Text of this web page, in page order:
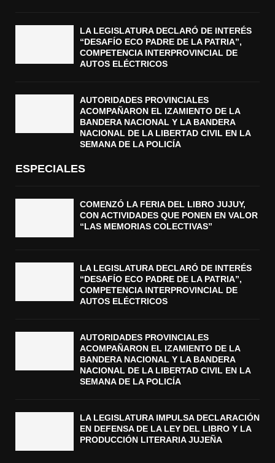
LA LEGISLATURA DECLARÓ DE INTERÉS
“DESAFÍO ECO PADRE DE LA PATRIA”,
COMPETENCIA INTERPROVINCIAL DE
AUTOS ELÉCTRICOS
AUTORIDADES PROVINCIALES
ACOMPAÑARON EL IZAMIENTO DE LA
BANDERA NACIONAL Y LA BANDERA
NACIONAL DE LA LIBERTAD CIVIL EN LA
SEMANA DE LA POLICÍA
ESPECIALES
COMENZÓ LA FERIA DEL LIBRO JUJUY,
CON ACTIVIDADES QUE PONEN EN VALOR
“LAS MEMORIAS COLECTIVAS”
LA LEGISLATURA DECLARÓ DE INTERÉS
“DESAFÍO ECO PADRE DE LA PATRIA”,
COMPETENCIA INTERPROVINCIAL DE
AUTOS ELÉCTRICOS
AUTORIDADES PROVINCIALES
ACOMPAÑARON EL IZAMIENTO DE LA
BANDERA NACIONAL Y LA BANDERA
NACIONAL DE LA LIBERTAD CIVIL EN LA
SEMANA DE LA POLICÍA
LA LEGISLATURA IMPULSA DECLARACIÓN
EN DEFENSA DE LA LEY DEL LIBRO Y LA
PRODUCCIÓN LITERARIA JUJEÑA